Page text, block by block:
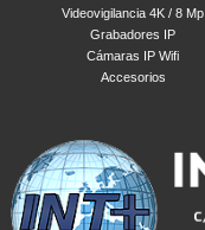
Videovigilancia 4K / 8 Mp
Grabadores IP
Cámaras IP Wifi
Accesorios